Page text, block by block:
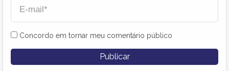
Concordo em tornar meu comentário público